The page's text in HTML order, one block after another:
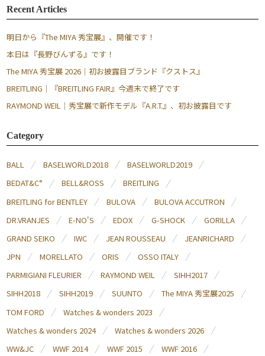
Recent Articles
明日から『The MIYA 秀宝展』、開催です！
本日は『長野びんずる』です！
The MIYA 秀宝展 2026｜初お披露目ブランド『クストス』
BREITLING｜『BREITLING FAIR』今週末で終了です
RAYMOND WEIL｜秀宝展で新作モデル『A.R.T.』、初お披露目です
Category
BALL BASELWORLD2018
BASELWORLD2019
BEDAT&C°
BELL&ROSS
BREITLING
BREITLING for BENTLEY
BULOVA
BULOVA ACCUTRON
DR.VRANJES
E-NO'S EDOX G-SHOCK
GORILLA
GRAND SEIKO
IWC JEAN ROUSSEAU
JEANRICHARD
JPN
MORELLATO ORIS
OSSO ITALY
PARMIGIANI FLEURIER
RAYMOND WEIL
SIHH2017
SIHH2018
SIHH2019 SUUNTO
The MIYA 秀宝展2025
TOM FORD
Watches & wonders 2023
Watches & wonders 2024
Watches & wonders 2026
WW&JC
WWF 2014 WWF 2015
WWF 2016